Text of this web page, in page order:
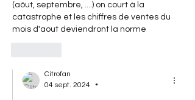
(aôut, septembre, ....) on court à la
catastrophe et les chiffres de ventes du
mois d'aout deviendront la norme
Citrofan
04 sept. 2024
•